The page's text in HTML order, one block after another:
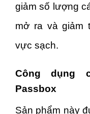
giảm số lượng
mở ra và giảm
vực sạch.
Công dụng
Passbox
Sản phẩm này